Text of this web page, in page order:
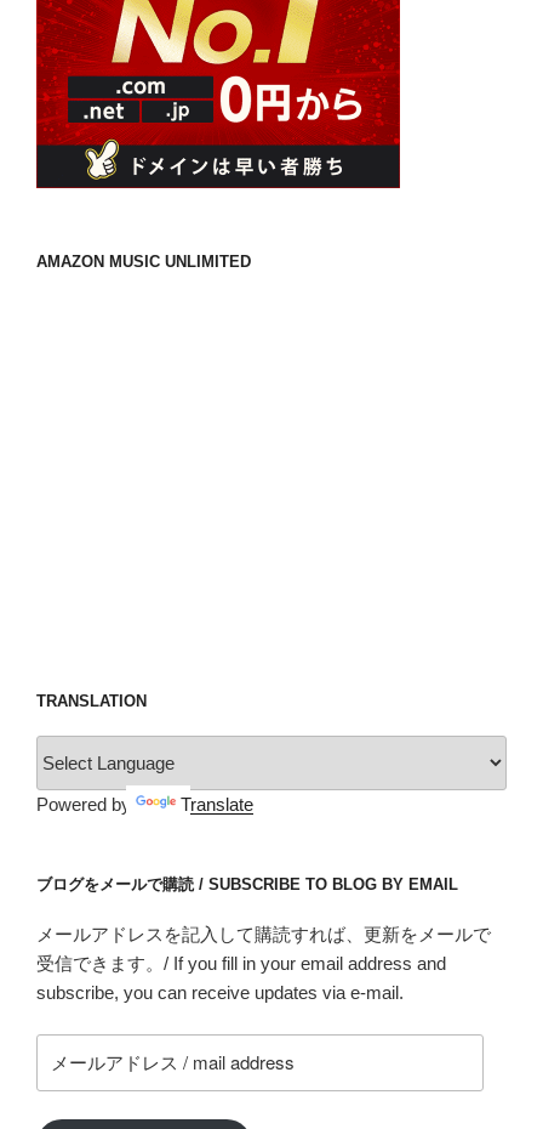
AMAZON MUSIC UNLIMITED
TRANSLATION
Powered by Translate
ブログをメールで購読 / SUBSCRIBE TO BLOG BY EMAIL
メールアドレスを記入して購読すれば、更新をメールで
受信できます。/ If you fill in your email address and
subscribe, you can receive updates via e-mail.
ー